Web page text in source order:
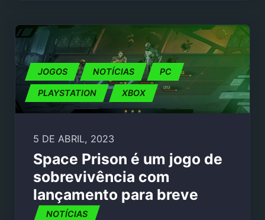
JOGOS NOTÍCIAS PC
PLAYSTATION XBOX
5 DE ABRIL, 2023
Space Prison é um jogo de
sobrevivência com
lançamento para breve
NOTÍCIAS